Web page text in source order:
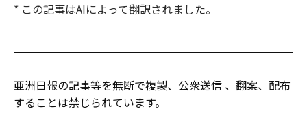
* この記事はAIによって翻訳されました。
亜洲日報の記事等を無断で複製、公衆送信 、翻案、配布
することは禁じられています。